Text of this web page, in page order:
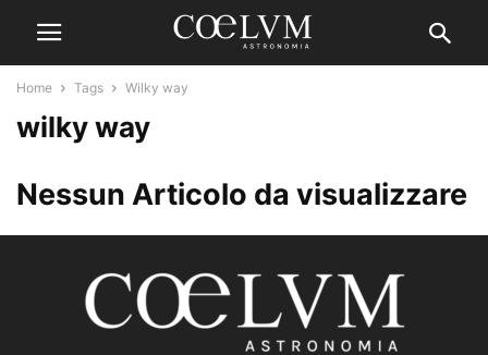
Home Tags Wilky way
wilky way
Nessun Articolo da visualizzare